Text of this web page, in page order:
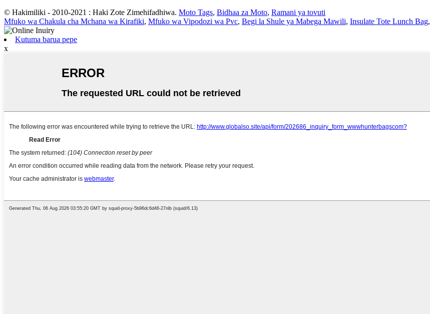
© Hakimiliki - 2010-2021 : Haki Zote Zimehifadhiwa. Moto Tags, Bidhaa za Moto, Ramani ya tovuti
Mfuko wa Chakula cha Mchana wa Kirafiki, Mfuko wa Vipodozi wa Pvc, Begi la Shule ya Mabega Mawili, Insulate Tote Lunch Bag,
Kutuma barua pepe
x